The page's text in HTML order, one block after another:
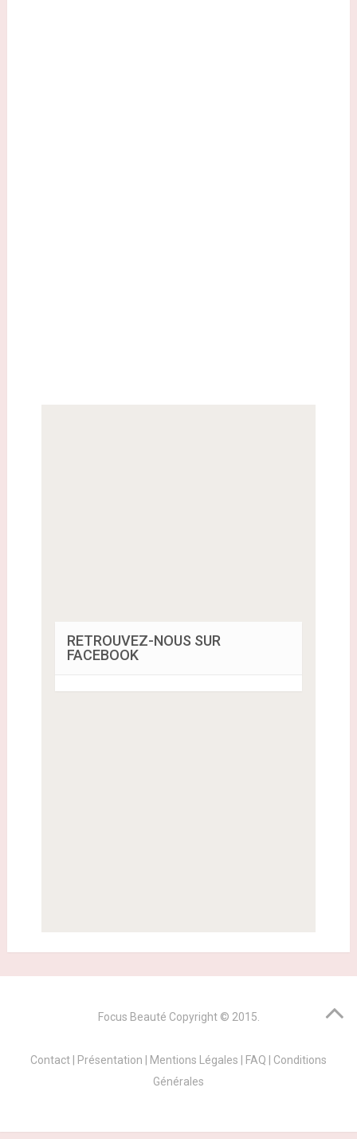
RETROUVEZ-NOUS SUR
FACEBOOK
Focus Beauté Copyright © 2015.
Contact Présentation Mentions Légales FAQ
Conditions
Générales